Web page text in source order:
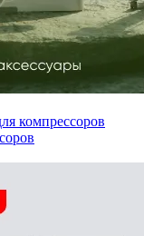
компрессоров